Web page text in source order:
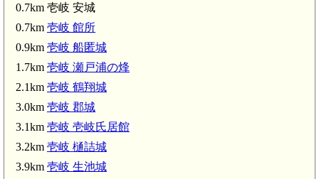
0.7km 壱岐 安城
0.7km 壱岐 館所
0.9km 壱岐 船匿城
1.7km 壱岐 瀬戸浦の烽
2.1km 壱岐 鶴翔城
3.0km 壱岐 郡城
3.1km 壱岐 壱岐氏居館
3.2km 壱岐 樋詰城
3.9km 壱岐 生池城